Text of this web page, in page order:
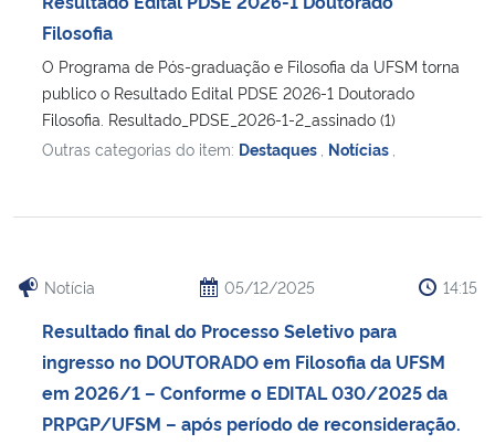
Ministério da Saúde
Ministério do Desenvolvimento Regional
Controladoria-Geral da União
Filosofia
O Programa de Pós-graduação e Filosofia da UFSM torna
publico o Resultado Edital PDSE 2026-1 Doutorado
Filosofia. Resultado_PDSE_2026-1-2_assinado (1)
Outras categorias do item: Destaques Notícias
Notícia 05/12/2025 14:15
Resultado final do Processo Seletivo para
ingresso no DOUTORADO em Filosofia da UFSM
em 2026/1 – Conforme o EDITAL 030/2025 da
PRPGP/UFSM – após período de reconsideração.